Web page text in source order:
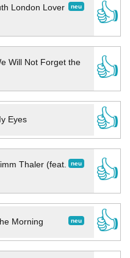
neu
London Lover
👍
Will Not Forget the
👍
Eyes
👍
neu
Thaler (feat.
👍
neu
Morning
👍